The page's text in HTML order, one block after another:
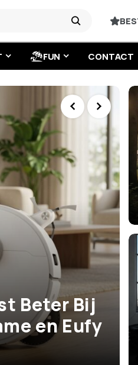
FUN CONTACT
Beter Bij
en Eufy